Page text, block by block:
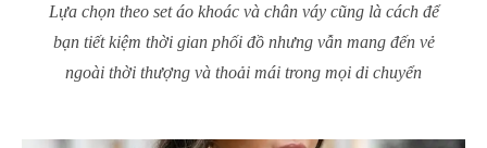
Lựa chọn theo set áo khoác và chân váy cũng là cách để
bạn tiết kiệm thời gian phối đồ nhưng vẫn mang đến vẻ
ngoài thời thượng và thoải mái trong mọi di chuyển